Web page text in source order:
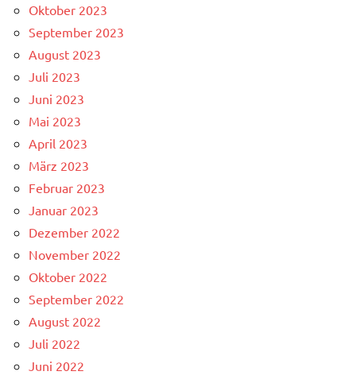
Oktober 2023
September 2023
August 2023
Juli 2023
Juni 2023
Mai 2023
April 2023
März 2023
Februar 2023
Januar 2023
Dezember 2022
November 2022
Oktober 2022
September 2022
August 2022
Juli 2022
Juni 2022